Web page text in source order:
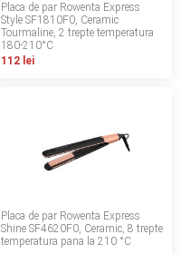
Placa de par Rowenta Express
Style SF1810F0, Ceramic
Tourmaline, 2 trepte temperatura
180‑210°C
112 lei
Placa de par Rowenta Express
Shine SF4620F0, Ceramic, 8 trepte
temperatura pana la 210 °C